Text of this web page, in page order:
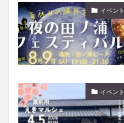
イベント
イベント